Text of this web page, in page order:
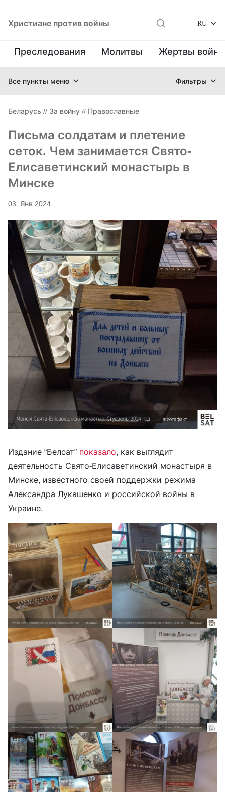
Христиане против войны RU
Преследования Молитвы Жертвы
Все пункты меню Фильтры
Беларусь // За войну // Православные
Письма солдатам и плетение
сеток. Чем занимается Свято-
Елисаветинский монастырь в
Минске
03. Янв 2024
Издание “Белсат” показало, как выглядит
деятельность Свято-Елисаветинский монастыря в
Минске, известного своей поддержки режима
Александра Лукашенко и российской войны в
Украине.